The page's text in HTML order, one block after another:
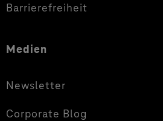
Barrierefreiheit
Medien
Newsletter
Corporate Blog